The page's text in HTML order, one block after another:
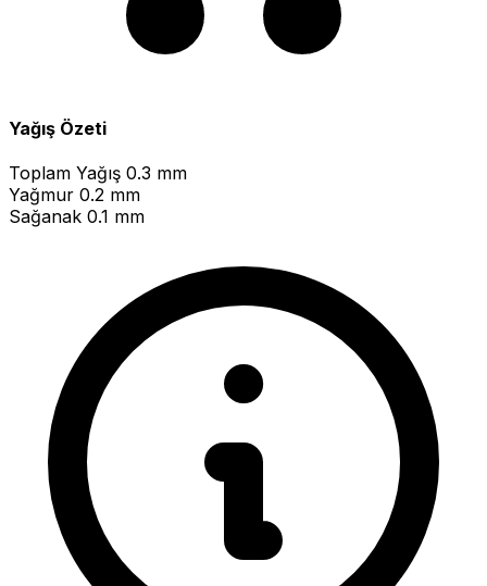
Yağış Özeti
Toplam Yağış 0.3 mm
Yağmur 0.2 mm
Sağanak 0.1 mm